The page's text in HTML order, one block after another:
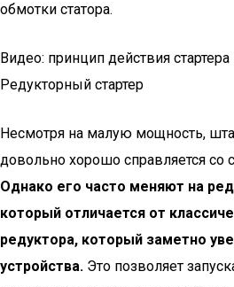
обмотки статора.
Видео: принцип действия
Редукторный стартер
Несмотря на малую мощность,
довольно хорошо справляется со
Однако его часто меняют на
который отличается от
редуктора, который заметно
устройства. Это позволяет